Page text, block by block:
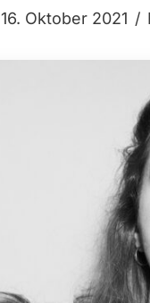
16. Oktober 2021